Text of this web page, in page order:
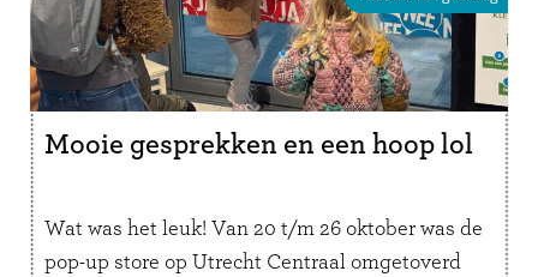
Mooie gesprekken en een hoop lol
Wat was het leuk! Van 20 t/m 26 oktober was de
pop-up store op Utrecht Centraal omgetoverd